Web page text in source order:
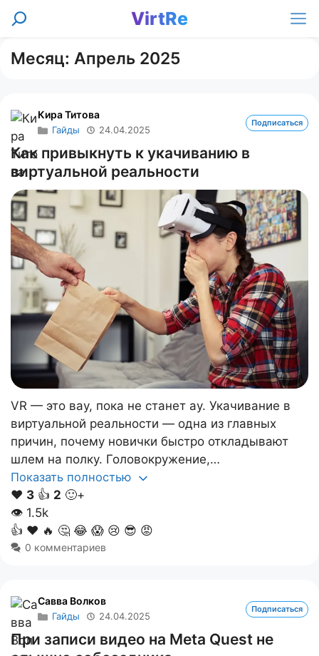
Перейти
VirtRe
Поиск
Месяц: Апрель 2025
Кира Титова
Гайды 24.04.2025
Подписаться
Как привыкнуть к укачиванию в
виртуальной реальности
VR — это вау, пока не станет ау. Укачивание в
виртуальной реальности — одна из главных
причин, почему новички быстро откладывают
шлем на полку. Головокружение,…
Показать полностью
❤️ 3 👍 2 🙂+
👁 1.5k
👍 ❤️ 🔥 🤔 😂 😱 😢 😎 😡
0 комментариев
Савва Волков
Гайды 24.04.2025
Подписаться
При записи видео на Meta Quest не